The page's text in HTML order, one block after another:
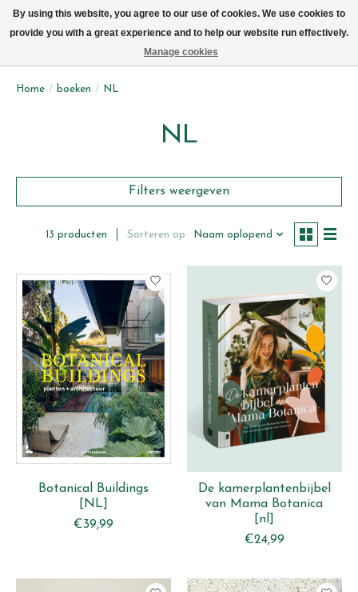
Home / boeken / NL
NL
Filters weergeven
13 producten Sorteren op Naam oplopend
Botanical Buildings
[NL]
€39,99
De kamerplantenbijbel
van Mama Botanica
[nl]
€24,99
By using this website, you agree to our use of cookies. We use cookies to
provide you with a great experience and to help our website run effectively.
Manage cookies